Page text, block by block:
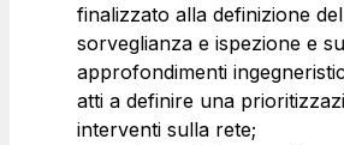
Raccordo Autostradale Valle
Km rete: 32
Scadenza concessione: 2032
finalizzato alla definizione
sorveglianza e ispezione e
approfondimenti
atti a definire una
interventi sulla rete;